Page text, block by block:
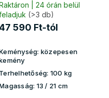
Raktáron | 24 órán belül
(>3 db)
590 Ft-tól
közepesen
Terhelhetőség: 100 kg
13 / 21 cm